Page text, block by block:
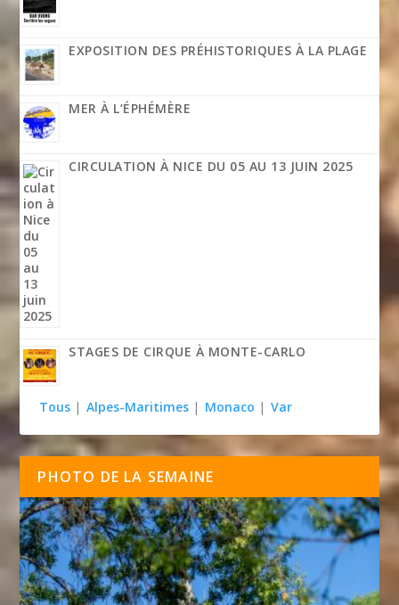
EXPOSITION DES PRÉHISTORIQUES À LA PLAGE
MER À L’ÉPHÉMÈRE
CIRCULATION À NICE DU 05 AU 13 JUIN 2025
STAGES DE CIRQUE À MONTE-CARLO
Tous | Alpes-Maritimes | Monaco | Var
PHOTO DE LA SEMAINE